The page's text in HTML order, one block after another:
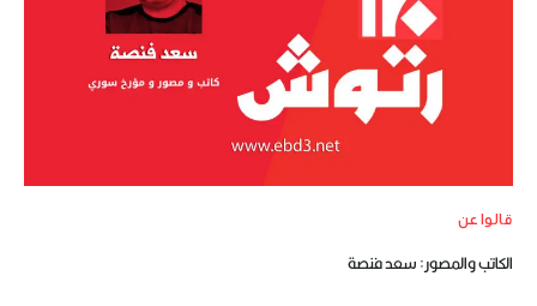
قالوا عن
الكاتب والمصور: سعد فنصة